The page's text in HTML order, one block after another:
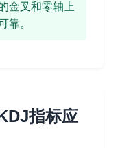
金叉和零轴上
靠。
指标应